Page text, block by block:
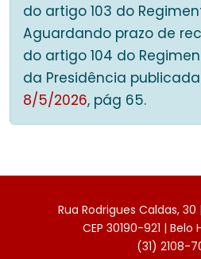
do artigo 103 do
Aguardando prazo de
do artigo 104 do
da Presidência publicada
8/5/2026, pág 65.
Rua Rodrigues Caldas,
CEP 30190-921 |
(31) 2108-